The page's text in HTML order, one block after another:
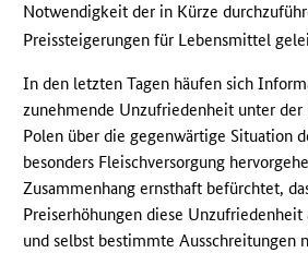
Notwendigkeit der in Kürze
Preissteigerungen für Lebensmittel
In den letzten Tagen häufen sich
zunehmende Unzufriedenheit unter
Polen über die gegenwärtige Situation
besonders Fleischversorgung
Zusammenhang ernsthaft befürchtet,
Preiserhöhungen diese
und selbst bestimmte Ausschreitungen